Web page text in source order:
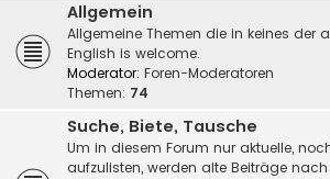
Allgemein
Allgemeine Themen die in keines der
English is welcome.
Moderator: Foren-Moderatoren
Themen: 74
Suche, Biete, Tausche
Um in diesem Forum nur aktuelle,
aufzulisten, werden alte Beiträge